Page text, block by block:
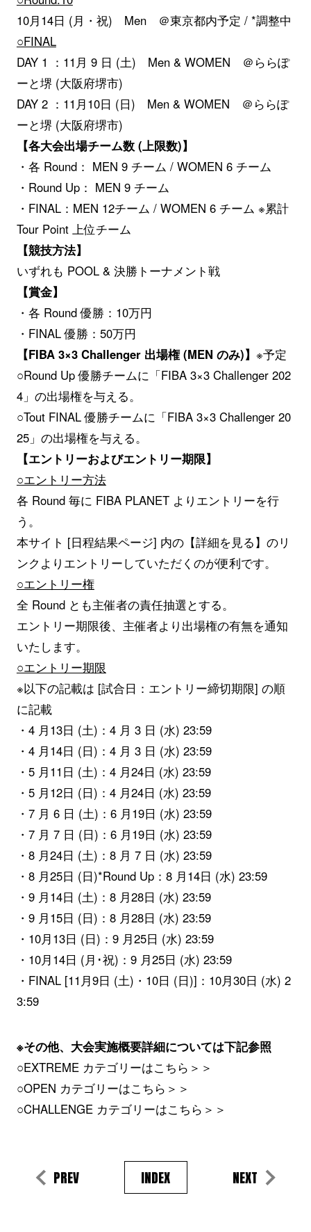
10月14日 (月・祝) Men ＠東京都内予定 / *調整中
○FINAL
DAY 1 ：11月 9 日 (土) Men & WOMEN ＠ららぽ
ーと堺 (大阪府堺市)
DAY 2 ：11月10日 (日) Men & WOMEN ＠ららぽ
ーと堺 (大阪府堺市)
【各大会出場チーム数 (上限数)】
・各 Round： MEN 9 チーム / WOMEN 6 チーム
・Round Up： MEN 9 チーム
・FINAL：MEN 12チーム / WOMEN 6 チーム ※累計
Tour Point 上位チーム
【競技方法】
いずれも POOL & 決勝トーナメント戦
【賞金】
・各 Round 優勝：10万円
・FINAL 優勝：50万円
【FIBA 3×3 Challenger 出場権 (MEN のみ)】 ※予定
○Round Up 優勝チームに「FIBA 3×3 Challenger 202
4」の出場権を与える。
○Tout FINAL 優勝チームに「FIBA 3×3 Challenger 20
25」の出場権を与える。
【エントリーおよびエントリー期限】
○エントリー方法
各 Round 毎に FIBA PLANET よりエントリーを行
う。
本サイト [日程結果ページ] 内の【詳細を見る】のリ
ンクよりエントリーしていただくのが便利です。
○エントリー権
全 Round とも主催者の責任抽選とする。
エントリー期限後、主催者より出場権の有無を通知
いたします。
○エントリー期限
※以下の記載は [試合日：エントリー締切期限] の順
に記載
・4 月13日 (土)：4 月 3 日 (水) 23:59
・4 月14日 (日)：4 月 3 日 (水) 23:59
・5 月11日 (土)：4 月24日 (水) 23:59
・5 月12日 (日)：4 月24日 (水) 23:59
・7 月 6 日 (土)：6 月19日 (水) 23:59
・7 月 7 日 (日)：6 月19日 (水) 23:59
・8 月24日 (土)：8 月 7 日 (水) 23:59
・8 月25日 (日)*Round Up：8 月14日 (水) 23:59
・9 月14日 (土)：8 月28日 (水) 23:59
・9 月15日 (日)：8 月28日 (水) 23:59
・10月13日 (日)：9 月25日 (水) 23:59
・10月14日 (月･祝)：9 月25日 (水) 23:59
・FINAL [11月9日 (土)・10日 (日)]：10月30日 (水) 2
3:59
※その他、大会実施概要詳細については下記参照
○EXTREME カテゴリーはこちら＞＞
○OPEN カテゴリーはこちら＞＞
○CHALLENGE カテゴリーはこちら＞＞
PREV INDEX NEXT